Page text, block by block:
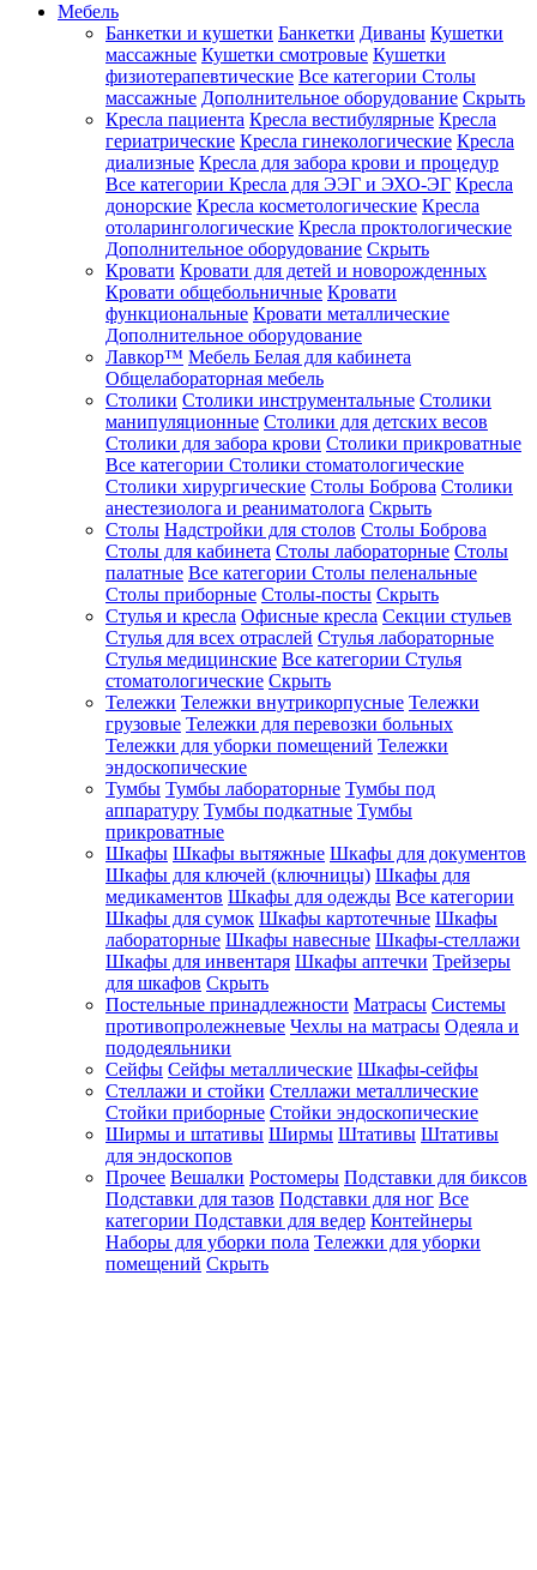
Мебель
Банкетки и кушетки Банкетки Диваны Кушетки
массажные Кушетки смотровые Кушетки
физиотерапевтические Все категории Столы
массажные Дополнительное оборудование Скрыть
Кресла пациента Кресла вестибулярные Кресла
гериатрические Кресла гинекологические Кресла
диализные Кресла для забора крови и процедур
Все категории Кресла для ЭЭГ и ЭХО-ЭГ Кресла
донорские Кресла косметологические Кресла
отоларингологические Кресла проктологические
Дополнительное оборудование Скрыть
Кровати Кровати для детей и новорожденных
Кровати общебольничные Кровати
функциональные Кровати металлические
Дополнительное оборудование
Лавкор™ Мебель Белая для кабинета
Общелабораторная мебель
Столики Столики инструментальные Столики
манипуляционные Столики для детских весов
Столики для забора крови Столики прикроватные
Все категории Столики стоматологические
Столики хирургические Столы Боброва Столики
анестезиолога и реаниматолога Скрыть
Столы Надстройки для столов Столы Боброва
Столы для кабинета Столы лабораторные Столы
палатные Все категории Столы пеленальные
Столы приборные Столы-посты Скрыть
Стулья и кресла Офисные кресла Секции стульев
Стулья для всех отраслей Стулья лабораторные
Стулья медицинские Все категории Стулья
стоматологические Скрыть
Тележки Тележки внутрикорпусные Тележки
грузовые Тележки для перевозки больных
Тележки для уборки помещений Тележки
эндоскопические
Тумбы Тумбы лабораторные Тумбы под
аппаратуру Тумбы подкатные Тумбы
прикроватные
Шкафы Шкафы вытяжные Шкафы для документов
Шкафы для ключей (ключницы) Шкафы для
медикаментов Шкафы для одежды Все категории
Шкафы для сумок Шкафы картотечные Шкафы
лабораторные Шкафы навесные Шкафы-стеллажи
Шкафы для инвентаря Шкафы аптечки Трейзеры
для шкафов Скрыть
Постельные принадлежности Матрасы Системы
противопролежневые Чехлы на матрасы Одеяла и
пододеяльники
Сейфы Сейфы металлические Шкафы-сейфы
Стеллажи и стойки Стеллажи металлические
Стойки приборные Стойки эндоскопические
Ширмы и штативы Ширмы Штативы Штативы
для эндоскопов
Прочее Вешалки Ростомеры Подставки для биксов
Подставки для тазов Подставки для ног Все
категории Подставки для ведер Контейнеры
Наборы для уборки пола Тележки для уборки
помещений Скрыть